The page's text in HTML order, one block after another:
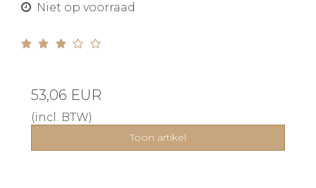
Niet op voorraad
53,06 EUR
(incl. BTW)
Toon artikel